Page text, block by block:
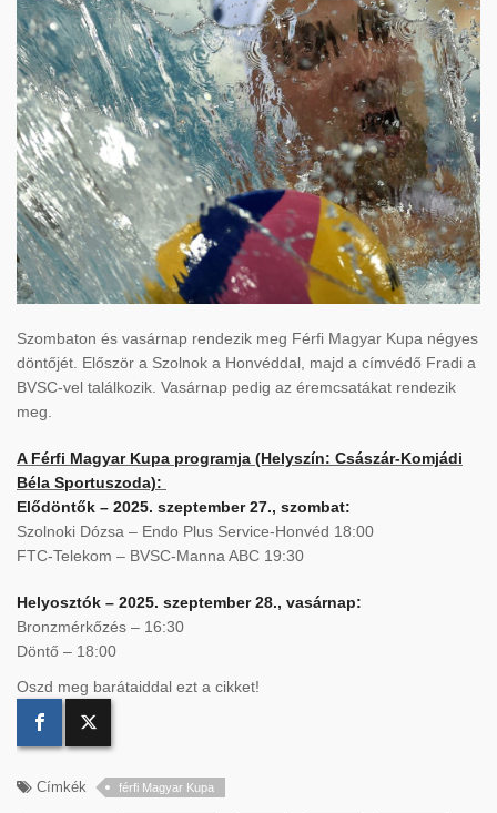
Szombaton és vasárnap rendezik meg Férfi Magyar Kupa négyes
döntőjét. Először a Szolnok a Honvéddal, majd a címvédő Fradi a
BVSC-vel találkozik. Vasárnap pedig az éremcsatákat rendezik
meg.
A Férfi Magyar Kupa programja (Helyszín: Császár-Komjádi
Béla Sportuszoda):
Elődöntők – 2025. szeptember 27., szombat:
Szolnoki Dózsa – Endo Plus Service-Honvéd 18:00
FTC-Telekom – BVSC-Manna ABC 19:30
Helyosztók – 2025. szeptember 28., vasárnap:
Bronzmérkőzés – 16:30
Döntő – 18:00
Oszd meg barátaiddal ezt a cikket!
Címkék férfi Magyar Kupa